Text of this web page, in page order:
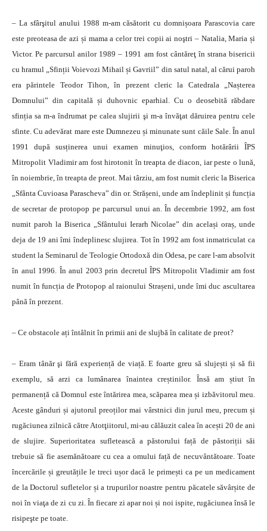
– La sfârşitul anului 1988 m-am căsătorit cu domnișoara Parascovia care
este preoteasa de azi și mama a celor trei copii ai noştri – Natalia, Maria și
Victor. Pe parcursul anilor 1989 – 1991 am fost cântăreţ în strana bisericii
cu hramul „Sfinții Voievozi Mihail și Gavriil” din satul natal, al cărui paroh
era părintele Teodor Tihon, în prezent cleric la Catedrala „Nașterea
Domnului” din capitală și duhovnic eparhial. Cu o deosebită răbdare
sfinția sa m-a îndrumat pe calea slujirii şi m-a învăţat dăruirea pentru cele
sfinte. Cu adevărat mare este Dumnezeu și minunate sunt căile Sale. În anul
1991 după susținerea unui examen minuţios, conform hotărârii ÎPS
Mitropolit Vladimir am fost hirotonit în treapta de diacon, iar peste o lună,
în noiembrie, în treapta de preot. Mai târziu, am fost numit cleric la Biserica
„Sfânta Cuvioasa Parascheva” din or. Strășeni, unde am îndeplinit și funcția
de secretar de protopop pe parcursul unui an. În decembrie 1992, am fost
numit paroh la Biserica „Sfântului Ierarh Nicolae” din același oraș, unde
deja de 19 ani îmi îndeplinesc slujirea. Tot în 1992 am fost inmatriculat ca
student la Seminarul de Teologie Ortodoxă din Odesa, pe care l-am absolvit
în anul 1996. În anul 2003 prin decretul ÎPS Mitropolit Vladimir am fost
numit în funcția de Protopop al raionului Strașeni, unde îmi duc ascultarea
până în prezent.
– Ce obstacole ați întâlnit în primii ani de slujbă în calitate de preot?
– Eram tânăr şi fără experiență de viață. E foarte greu să slujești și să fii
exemplu, să arzi ca lumânarea înaintea creștinilor. Însă am știut în
permanență că Domnul este întărirea mea, scăparea mea și izbăvitorul meu.
Aceste gânduri și ajutorul preoților mai vârstnici din jurul meu, precum și
rugăciunea zilnică către Atotţiitorul, mi-au călăuzit calea în acești 20 de ani
de slujire. Superioritatea sufletească a păstorului față de păstoriții săi
trebuie să fie asemănătoare cu cea a omului față de necuvântătoare. Toate
încercările și greutățile le treci ușor dacă le primești ca pe un medicament
de la Doctorul sufletelor și a trupurilor noastre pentru păcatele săvârșite de
noi în viaţa de zi cu zi. În fiecare zi apar noi și noi ispite, rugăciunea însă le
risipeşte pe toate.